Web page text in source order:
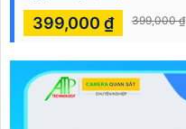
399,000 ₫ 399,000 ₫